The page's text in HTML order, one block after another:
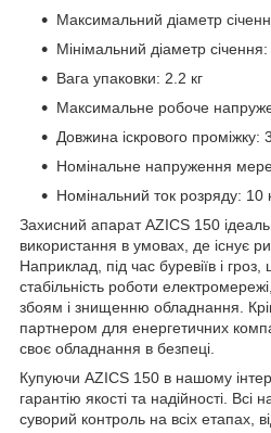
Максимальний діаметр
Мінімальний діаметр
Вага упаковки: 2.2 кг
Максимальне робоче
Довжина іскрового
Номінальне напруження
Номінальний ток розряду: 10
Захисний апарат AZICS 150
використання в умовах, де існує
Наприклад, під час буревіїв і
стабільність роботи
збоям і знищенню обладнання.
партнером для енергетичних
своє обладнання в безпеці.
Купуючи AZICS 150 в нашому
гарантію якості та надійності. Всі
суворий контроль на всіх етапах,